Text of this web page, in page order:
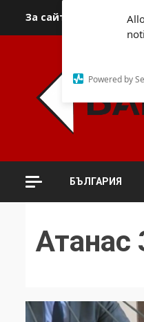
Powered by
За сайта
БЪЛГАРИЯ
Атанас